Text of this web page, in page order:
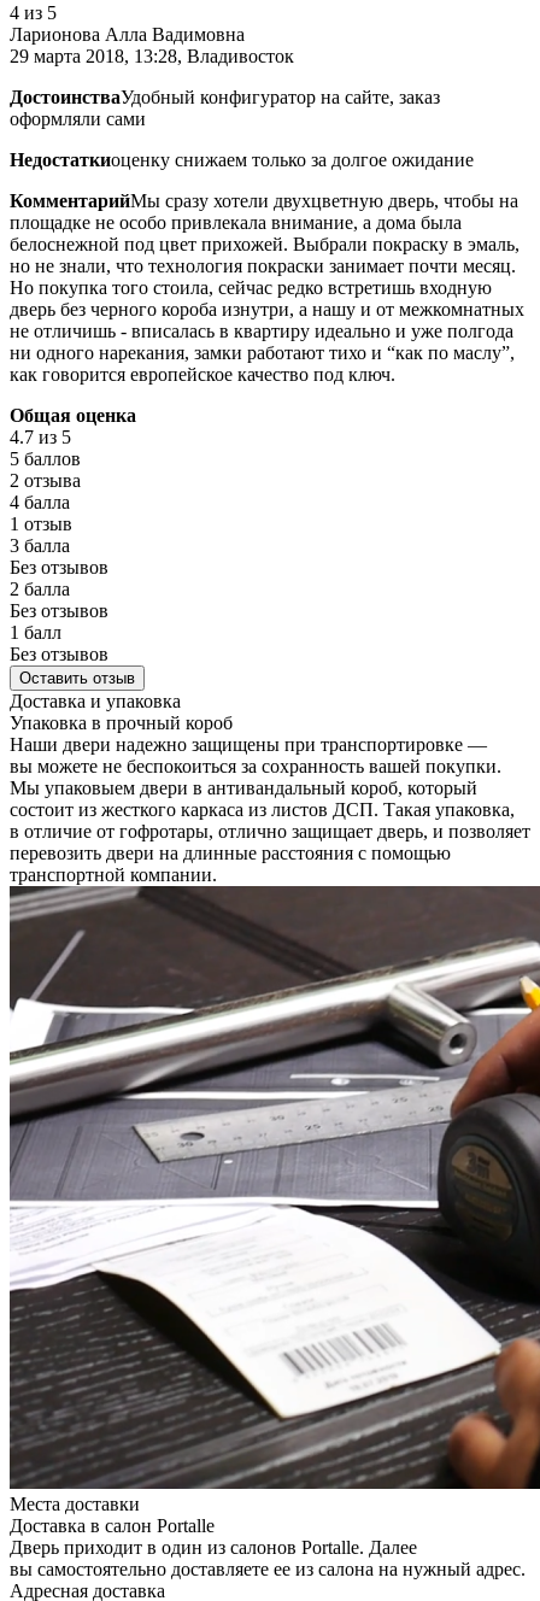
4 из 5
Ларионова Алла Вадимовна
29 марта 2018, 13:28, Владивосток
ДостоинстваУдобный конфигуратор на сайте, заказ
оформляли сами
Недостаткиоценку снижаем только за долгое ожидание
КомментарийМы сразу хотели двухцветную дверь, чтобы на
площадке не особо привлекала внимание, а дома была
белоснежной под цвет прихожей. Выбрали покраску в эмаль,
но не знали, что технология покраски занимает почти месяц.
Но покупка того стоила, сейчас редко встретишь входную
дверь без черного короба изнутри, а нашу и от межкомнатных
не отличишь - вписалась в квартиру идеально и уже полгода
ни одного нарекания, замки работают тихо и “как по маслу”,
как говорится европейское качество под ключ.
Общая оценка
4.7 из 5
5 баллов
2 отзыва
4 балла
1 отзыв
3 балла
Без отзывов
2 балла
Без отзывов
1 балл
Без отзывов
Оставить отзыв
Доставка и упаковка
Упаковка в прочный короб
Наши двери надежно защищены при транспортировке —
вы можете не беспокоиться за сохранность вашей покупки.
Мы упаковыем двери в антивандальный короб, который
состоит из жесткого каркаса из листов ДСП. Такая упаковка,
в отличие от гофротары, отлично защищает дверь, и позволяет
перевозить двери на длинные расстояния с помощью
транспортной компании.
Места доставки
Доставка в салон Portalle
Дверь приходит в один из салонов Portalle. Далее
вы самостоятельно доставляете ее из салона на нужный адрес.
Адресная доставка